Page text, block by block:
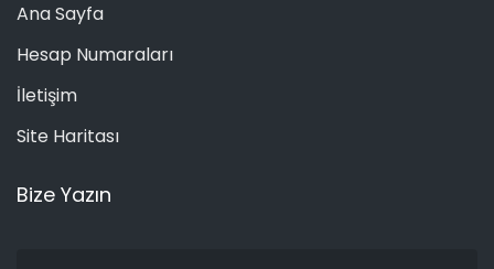
Ana Sayfa
Hesap Numaraları
İletişim
Site Haritası
Bize Yazın